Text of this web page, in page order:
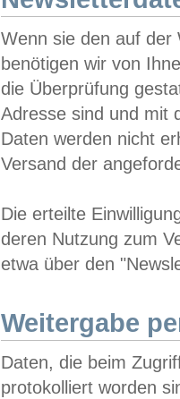
Wenn sie den auf der
benötigen wir von
die Überprüfung
Adresse sind und mit
Daten werden nicht
Versand der
Die erteilte
deren Nutzung zum
etwa über den
Weitergabe
Daten, die beim
protokolliert worden